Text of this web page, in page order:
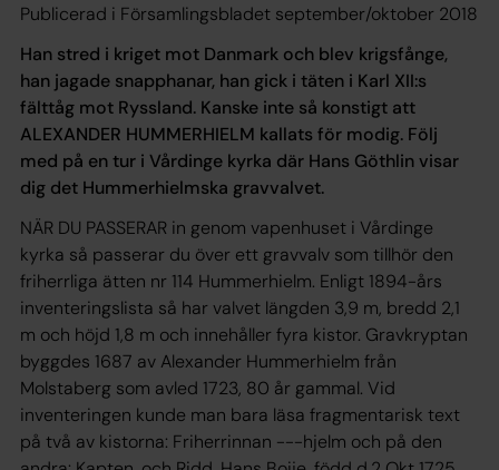
Publicerad i Församlingsbladet september/oktober 2018
Han stred i kriget mot Danmark och blev krigsfånge,
han jagade snapphanar, han gick i täten i Karl XII:s
fälttåg mot Ryssland. Kanske inte så konstigt att
ALEXANDER HUMMERHIELM kallats för modig. Följ
med på en tur i Vårdinge kyrka där Hans Göthlin visar
dig det Hummerhielmska gravvalvet.
NÄR DU PASSERAR in genom vapenhuset i Vårdinge
kyrka så passerar du över ett gravvalv som tillhör den
friherrliga ätten nr 114 Hummerhielm. Enligt 1894-års
inventeringslista så har valvet längden 3,9 m, bredd 2,1
m och höjd 1,8 m och innehåller fyra kistor. Gravkryptan
byggdes 1687 av Alexander Hummerhielm från
Molstaberg som avled 1723, 80 år gammal. Vid
inventeringen kunde man bara läsa fragmentarisk text
på två av kistorna: Friherrinnan ---hjelm och på den